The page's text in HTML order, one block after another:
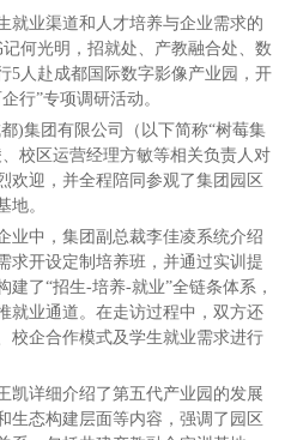
就业渠道和人才培养与企业需求的
何光明，招就处、产教融合处、数
5人赴成都国际数字影像产业园，开
行”专项调研活动。
)集团有限公司（以下简称“树莓集
校区运营经理方敏等相关负责人对
欢迎，并全程陪同参观了集团园区
地。
业中，集团副总裁李佳凌系统介绍
求开设定制培养班，并通过实训提
了“招生-培养-就业”全链条体系，
就业通道。在走访过程中，双方还
校企合作模式及学生就业需求进行
凯详细介绍了第五代产业园的发展
生态构建层面等内容，强调了园区